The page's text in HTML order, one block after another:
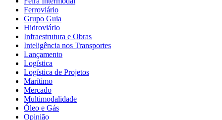
Ferroviário
Grupo Guia
Hidroviário
Infraestrutura e Obras
Inteligência nos Transportes
Lançamento
Logística
Logística de Projetos
Marítimo
Mercado
Multimodalidade
Óleo e Gás
Opinião